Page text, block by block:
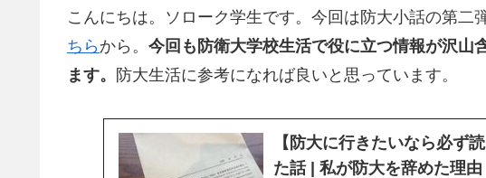
こんにちは。ソローク学生です。今回は防大小話の第二
ちら から。 今回も防衛大学校生活で役に立つ情報が沢山
ます。
防大生活に参考になれば良いと思っています。
【防大に行きたいなら必ず
た話 | 私が防大を辞めた理由